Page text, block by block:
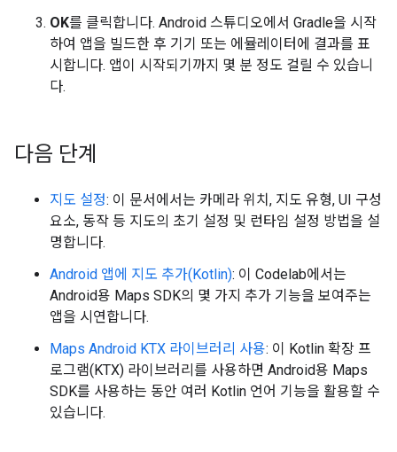
OK를 클릭합니다. Android 스튜디오에서 Gradle을 시작
하여 앱을 빌드한 후 기기 또는 에뮬레이터에 결과를 표
시합니다. 앱이 시작되기까지 몇 분 정도 걸릴 수 있습니
다.
다음 단계
지도 설정: 이 문서에서는 카메라 위치, 지도 유형, UI 구성
요소, 동작 등 지도의 초기 설정 및 런타임 설정 방법을 설
명합니다.
Android 앱에 지도 추가(Kotlin): 이 Codelab에서는
Android용 Maps SDK의 몇 가지 추가 기능을 보여주는
앱을 시연합니다.
Maps Android KTX 라이브러리 사용: 이 Kotlin 확장 프
로그램(KTX) 라이브러리를 사용하면 Android용 Maps
SDK를 사용하는 동안 여러 Kotlin 언어 기능을 활용할 수
있습니다.